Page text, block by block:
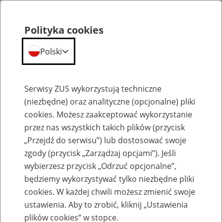
Aktualności
Dni Osób z Niepełnosprawnościami 2026
rozpoczęte. ZUS stawia na wiedzę,
Polityka cookies
Polski
Serwisy ZUS wykorzystują techniczne
(niezbędne) oraz analityczne (opcjonalne) pliki
cookies. Możesz zaakceptować wykorzystanie
przez nas wszystkich takich plików (przycisk
„Przejdź do serwisu”) lub dostosować swoje
zgody (przycisk „Zarządzaj opcjami”). Jeśli
wybierzesz przycisk „Odrzuć opcjonalne”,
będziemy wykorzystywać tylko niezbędne pliki
cookies. W każdej chwili możesz zmienić swoje
ustawienia. Aby to zrobić, kliknij „Ustawienia
plików cookies” w stopce.